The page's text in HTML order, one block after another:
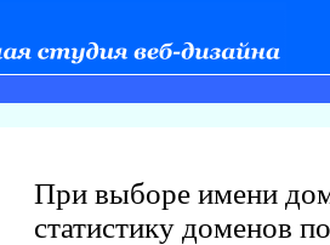
При выборе имени
статистику доменов